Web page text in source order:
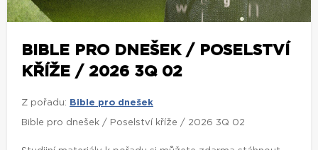
BIBLE PRO DNEŠEK / POSELSTVÍ
KŘÍŽE / 2026 3Q 02
Z pořadu: Bible pro dnešek
Bible pro dnešek / Poselství kříže / 2026 3Q 02